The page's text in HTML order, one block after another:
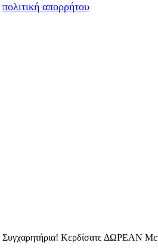
πολιτική απορρήτου
Συγχαρητήρια! Κερδίσατε ΔΩΡΕΑΝ